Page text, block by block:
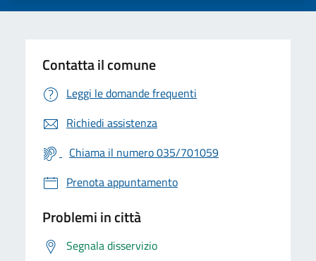
Contatta il comune
Leggi le domande frequenti
Richiedi assistenza
Chiama il numero 035/701059
Prenota appuntamento
Problemi in città
Segnala disservizio